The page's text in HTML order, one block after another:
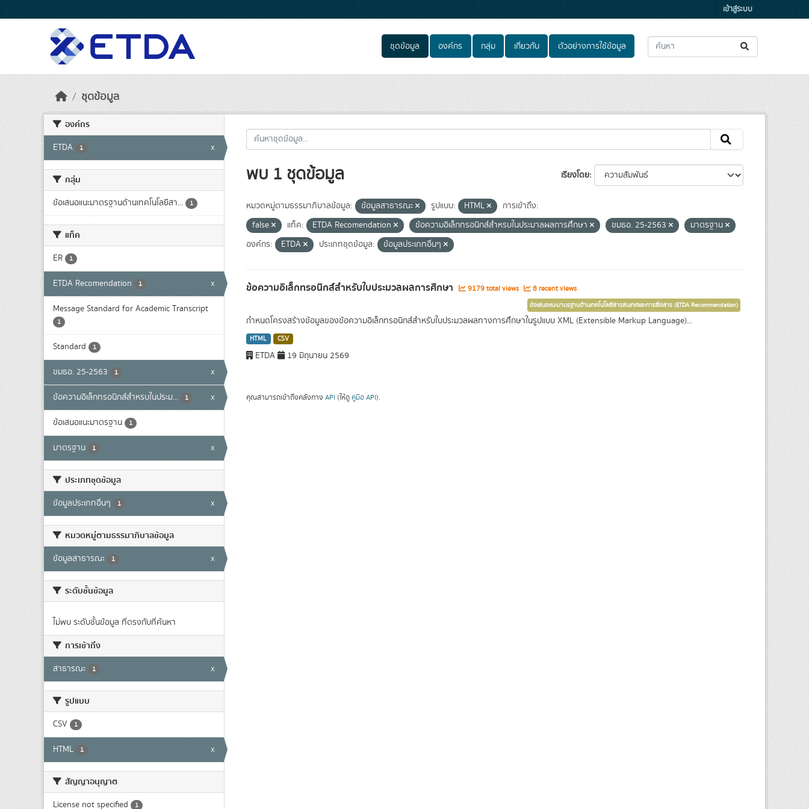
เข้าสู่ระบบ
ชุดข้อมูล องค์กร กลุ่ม เกี่ยวกับ ตัวอย่างการใช้ข้อมูล
ชุดข้อมูล
องค์กร
ETDA 1 x
กลุ่ม
ข้อเสนอแนะมาตรฐานด้านเทคโนโลยีสา... 1
แท็ค
ER 1
ETDA Recomendation 1 x
Message Standard for Academic Transcript
1
Standard 1
ขมธอ. 25-2563 1 x
ข้อความอิเล็กทรอนิกส์สำหรบในประม... 1 x
ข้อเสนอแนะมาตรฐาน 1
มาตรฐาน 1 x
ประเภทชุดข้อมูล
ข้อมูลประเภทอื่นๆ 1 x
หมวดหมู่ตามธรรมาภิบาลข้อมูล
ข้อมูลสาธารณะ 1 x
ระดับชั้นข้อมูล
ไม่พบ ระดับชั้นข้อมูล ที่ตรงกับที่ค้นหา
การเข้าถึง
สาธารณะ 1 x
รูปแบบ
CSV 1
HTML 1 x
สัญญาอนุญาต
License not specified 1
เรียงโดย
พบ 1 ชุดข้อมูล
หมวดหมู่ตามธรรมาภิบาลข้อมูล: ข้อมูลสาธารณะ รูปแบบ: HTML
การเข้าถึง:
false
แท็ค: ETDA Recomendation ข้อความอิเล็กทรอนิกส์สำหรบในประมาลผลการศึกษา ขมธอ. 25-2563
มาตรฐาน
องค์กร:
ETDA ประเภทชุดข้อมูล: ข้อมูลประเภทอื่นๆ
ข้อความอิเล็กทรอนิกส์สำหรับใบประมวลผลการศึกษา 9179 total views 8 recent views
ข้อเสนอแนะมาตรฐานด้านเทคโนโลยีสารสนเทศและการสื่อสาร (ETDA Recommendation)
กำหนดโครงสร้างข้อมูลของข้อความอิเล็กทรอนิกส์สำหรับใบประมวลผลทางการศึกษาในรูปแบบ XML (Extensible Markup Language)...
HTML CSV
ETDA 19 มิถุนายน 2569
คุณสามารถเข้าถึงคลังทาง API (ให้ดู คู่มือ API).